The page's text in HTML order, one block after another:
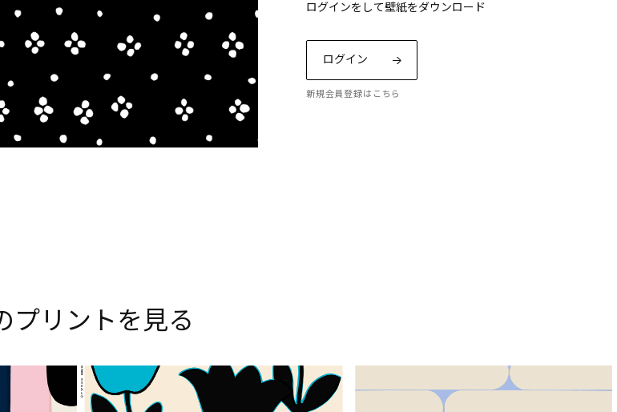
ログインをして壁紙をダウンロード
ログイン
新規会員登録はこちら
プリントを見る